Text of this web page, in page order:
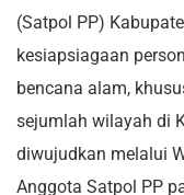
(Satpol PP)
kesiapsiagaan
bencana alam,
sejumlah wilayah di
diwujudkan melalui
Anggota Satpol PP